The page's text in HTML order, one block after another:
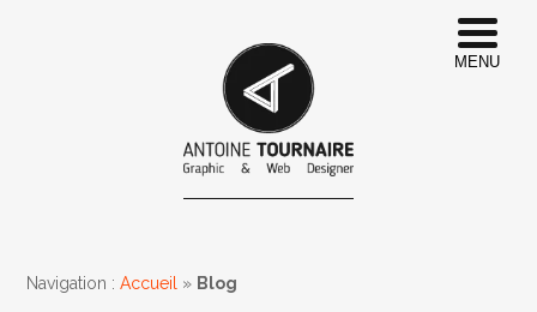
Navigation :Accueil » Blog
MENU